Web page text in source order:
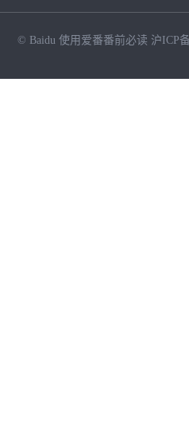
© Baidu 使用爱番番前必读 沪ICP